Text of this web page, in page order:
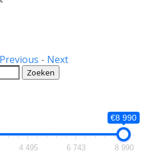
Previous - Next
Zoeken
€8 990
4 495 6 743 8 990